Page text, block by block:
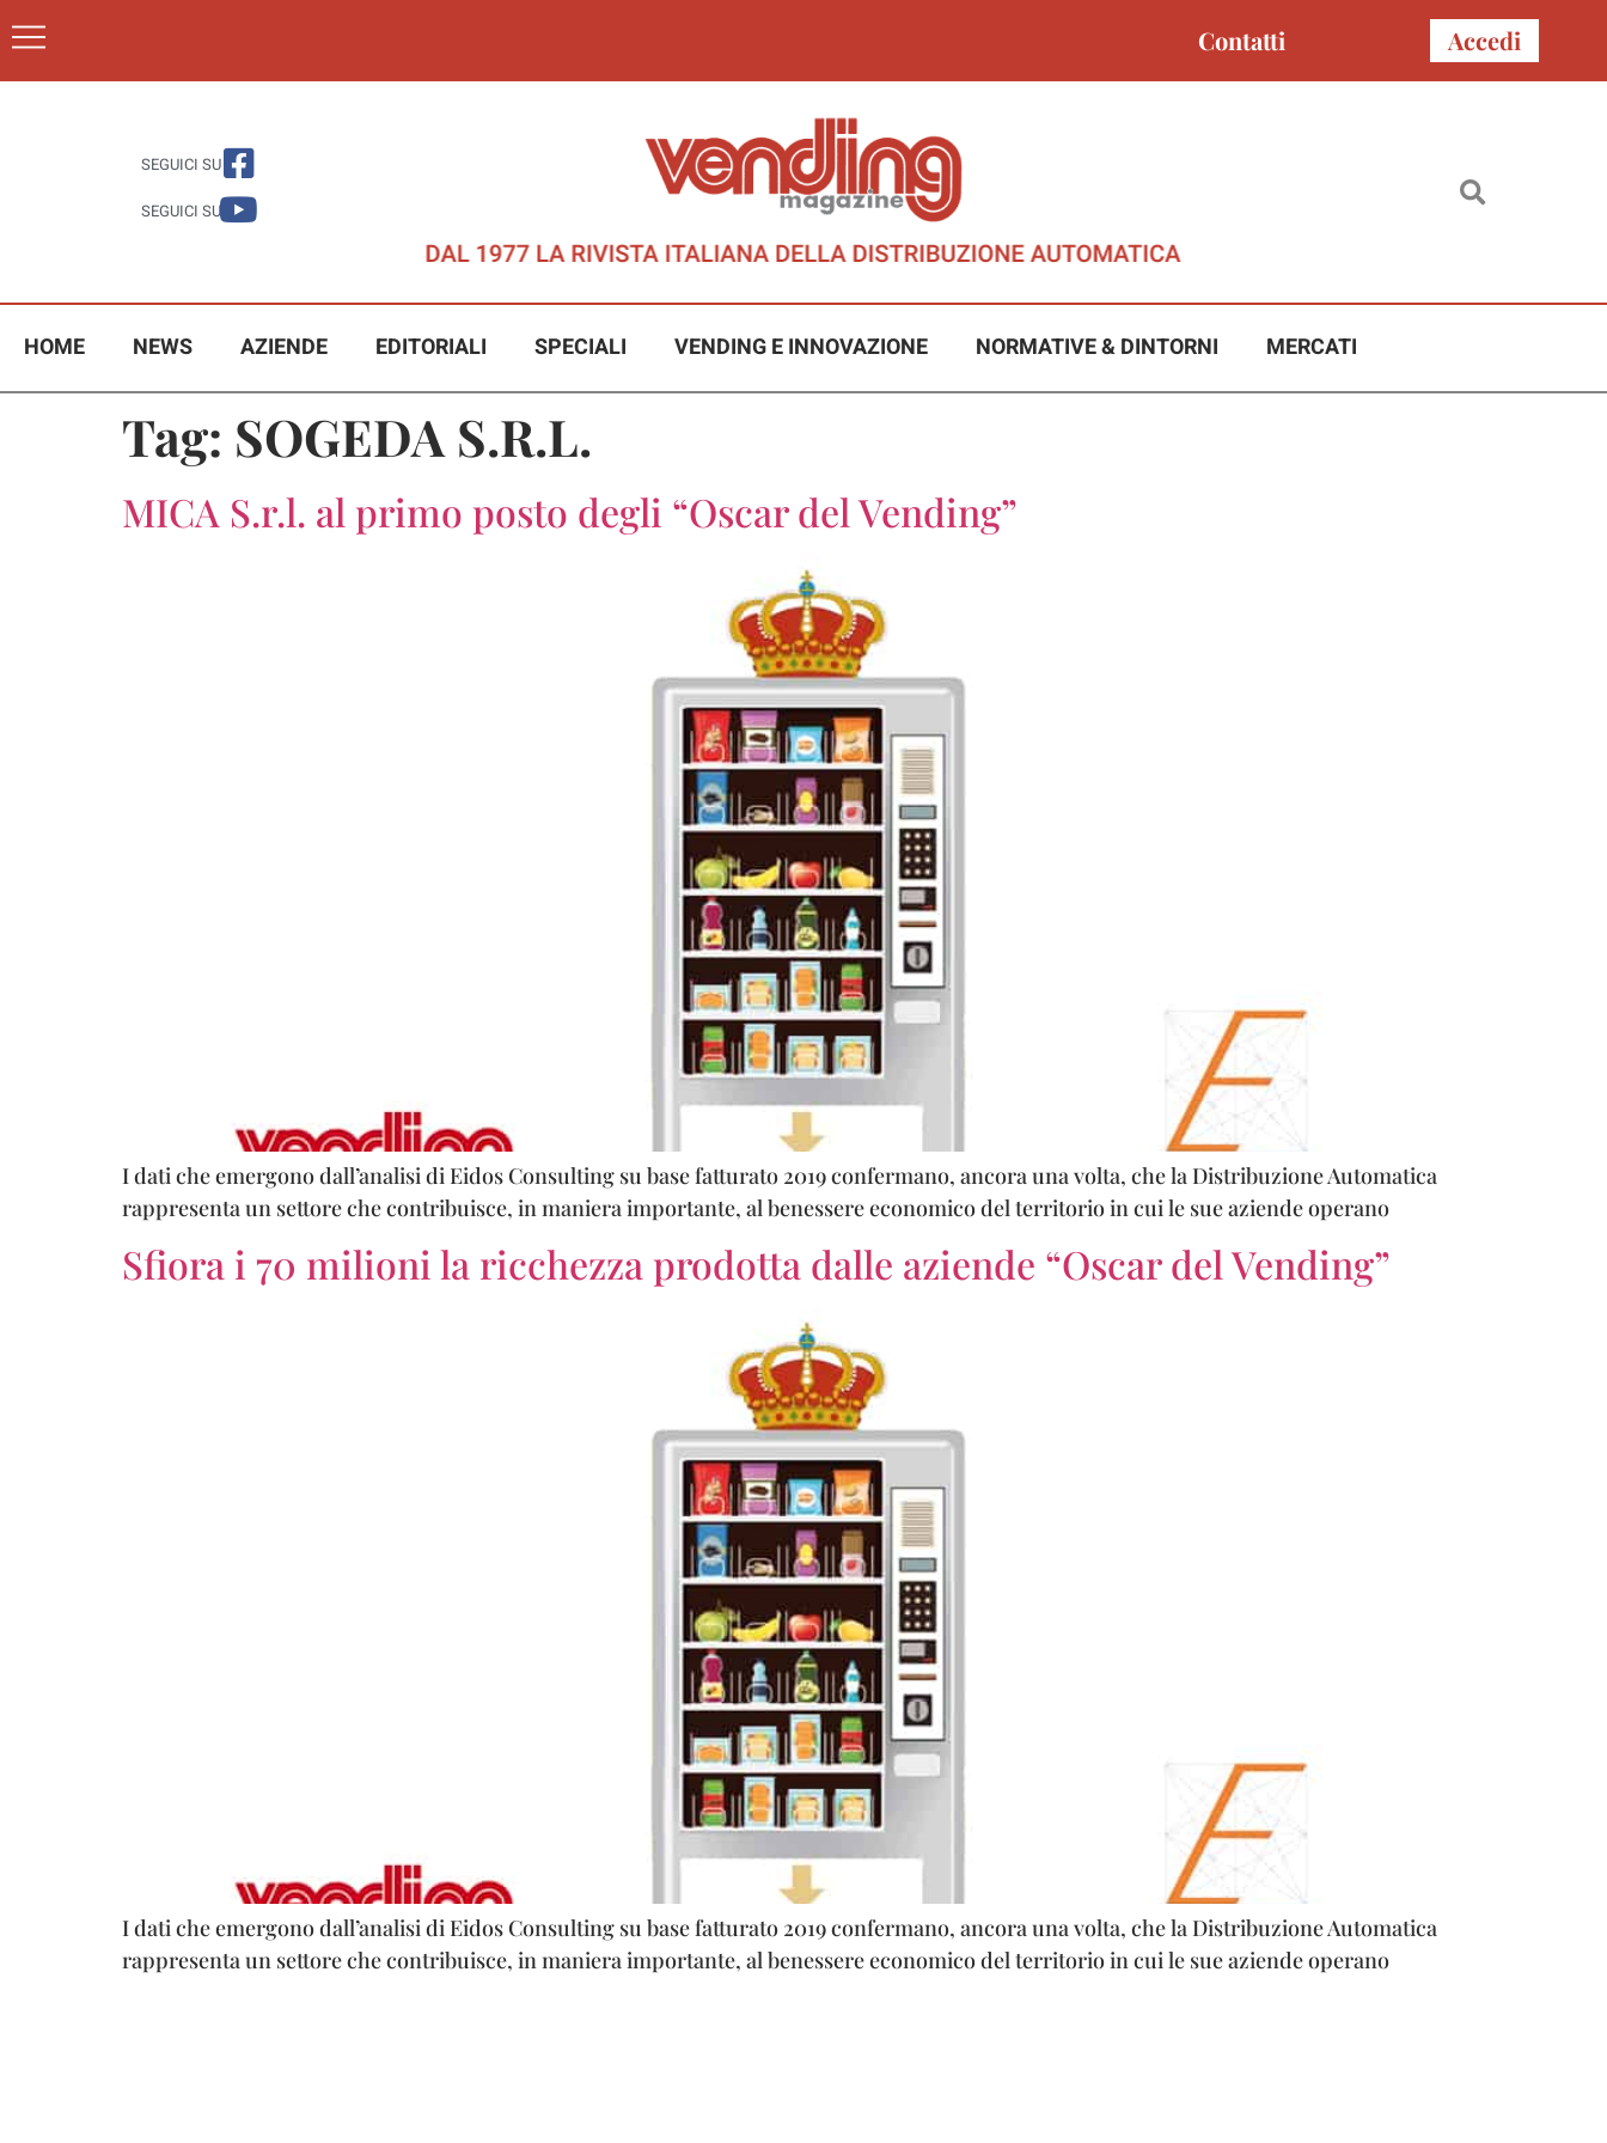
Contatti Accedi
SEGUICI SU
SEGUICI SU
HOME NEWS AZIENDE EDITORIALI SPECIALI VENDING E INNOVAZIONE NORMATIVE & DINTORNI MERCATI
Tag: SOGEDA S.R.L.
MICA S.r.l. al primo posto degli “Oscar del Vending”
I dati che emergono dall’analisi di Eidos Consulting su base fatturato 2019 confermano, ancora una volta, che la Distribuzione Automatica
rappresenta un settore che contribuisce, in maniera importante, al benessere economico del territorio in cui le sue aziende operano
Sfiora i 70 milioni la ricchezza prodotta dalle aziende “Oscar del Vending”
I dati che emergono dall’analisi di Eidos Consulting su base fatturato 2019 confermano, ancora una volta, che la Distribuzione Automatica
rappresenta un settore che contribuisce, in maniera importante, al benessere economico del territorio in cui le sue aziende operano